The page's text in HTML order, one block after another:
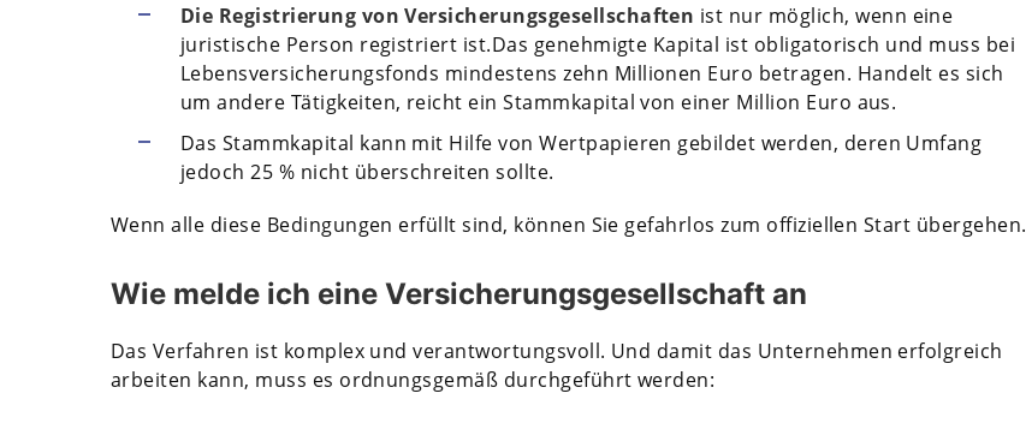
Die Registrierung von Versicherungsgesellschaften ist nur möglich, wenn eine
juristische Person registriert ist.Das genehmigte Kapital ist obligatorisch und muss bei
Lebensversicherungsfonds mindestens zehn Millionen Euro betragen. Handelt es sich
um andere Tätigkeiten, reicht ein Stammkapital von einer Million Euro aus.
Das Stammkapital kann mit Hilfe von Wertpapieren gebildet werden, deren Umfang
jedoch 25 % nicht überschreiten sollte.
Wenn alle diese Bedingungen erfüllt sind, können Sie gefahrlos zum offiziellen Start übergehen.
Wie melde ich eine Versicherungsgesellschaft an
Das Verfahren ist komplex und verantwortungsvoll. Und damit das Unternehmen erfolgreich
arbeiten kann, muss es ordnungsgemäß durchgeführt werden: